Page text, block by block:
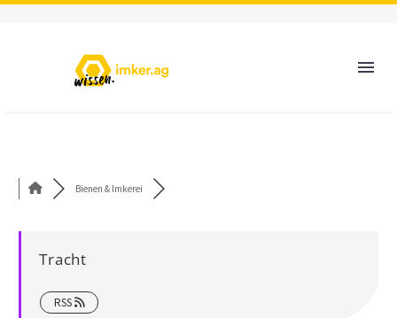
Bienen & Imkerei
Tracht
RSS